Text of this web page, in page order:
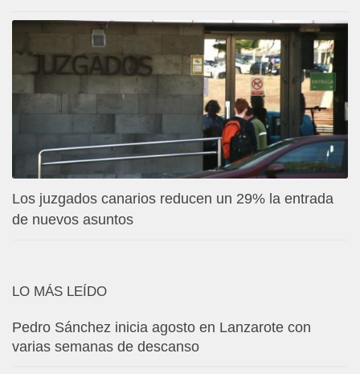
Los juzgados canarios reducen un 29% la entrada
de nuevos asuntos
LO MÁS LEÍDO
Pedro Sánchez inicia agosto en Lanzarote con
varias semanas de descanso